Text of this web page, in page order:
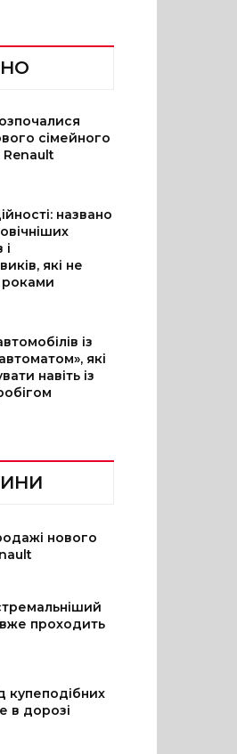
сімейного
названо
які не
із
які
навіть із
нового
вже проходить
купеподібних
в дорозі